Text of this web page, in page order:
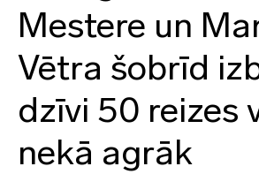
Mestere un
Vētra šobrīd
dzīvi 50 reizes
nekā agrāk